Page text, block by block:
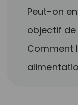
Peut-on
objectif
Comment